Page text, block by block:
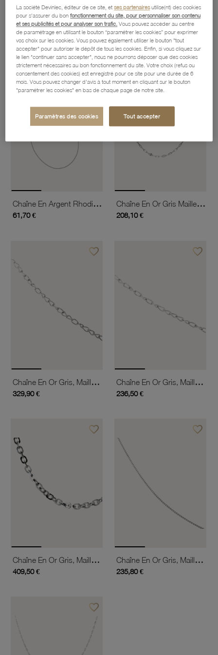
Chaine En Argent Rhodié Maille Gourmette
42,70 € 93,40 €
favorite_borderAjouter à vos favoris
Chaîne En Argent Rhodié Maille Gourmette
61,70 €
favorite_border
Chaîne En Or Gris Maille Fantaisie
208,10 €
favorite_borderAjouter à vos favoris
Chaîne En Or Gris, Maille Fantaisie
329,90 €
favorite_borderAjouter
Chaîne En Or Gris, Maille Fantaisie
236,50 €
favorite_borderAjouter à vos favoris
Chaîne En Or Gris, Maille Forçat Diamantée
409,50 €
favorite_borderAjouter
Chaîne En Or Gris, Maille Gourmette
235,80 €
favorite_borderAjouter à vos favoris
La société Devinlec, éditeur de ce site, etses partenairesutilise(nt) des cookies
pour s'assurer du bonfonctionnement du site, pour personnaliser son contenu
et ses publicités et pour analyser son trafic. Vous pouvez accéder au centre
de paramétrage en utilisant le bouton “paramétrer les cookies” pour exprimer
vos choix sur les cookies. Vous pouvez également utiliser le bouton "tout
accepter" pour autoriser le dépôt de tous les cookies. Enfin, si vous cliquez sur
le lien "continuer sans accepter", nous ne pourrons déposer que des cookies
strictement nécessaires au bon fonctionnement du site. Votre choix (refus ou
consentement des cookies) est enregistré pour ce site pour une durée de 6
mois. Vous pouvez changer d'avis à tout moment en cliquant sur le bouton
"paramétrer les cookies" en bas de chaque page de notre site.
Paramètres des cookies Tout accepter